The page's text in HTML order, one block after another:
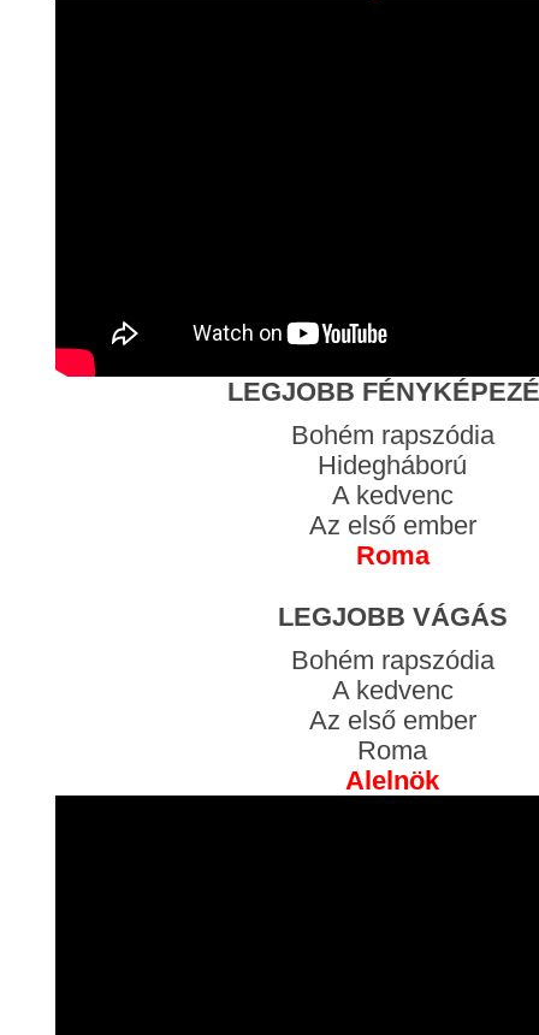
LEGJOBB
Bohém rapszódia
Hidegháború
A kedvenc
Az első ember
Roma
LEGJOBB VÁGÁS
Bohém rapszódia
A kedvenc
Az első ember
Roma
Alelnök